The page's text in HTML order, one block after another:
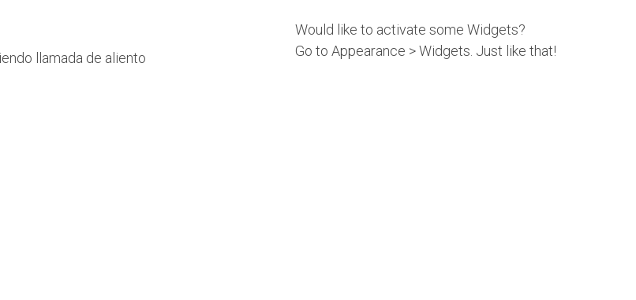
llamada de aliento
Would like to activate some Widgets?
Go to Appearance > Widgets. Just like that!